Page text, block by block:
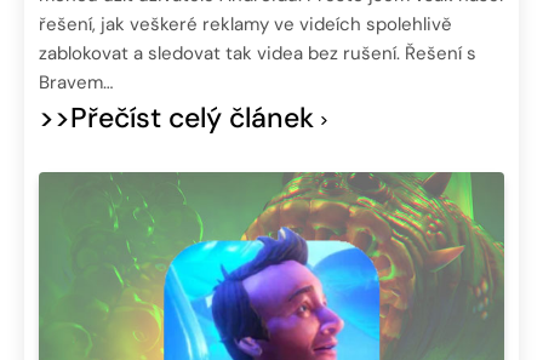
řešení, jak veškeré reklamy ve videích spolehlivě
zablokovat a sledovat tak videa bez rušení. Řešení s
Bravem…
>>Přečíst celý článek